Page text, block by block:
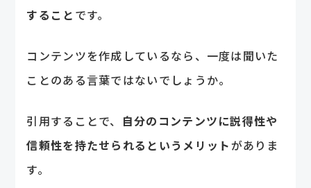
すること です。
コンテンツを作成しているなら、一度は聞いた
ことのある言葉ではないでしょうか。
引用することで、 自分のコンテンツに説得性や
信頼性を持たせられるというメリットがありま
す。